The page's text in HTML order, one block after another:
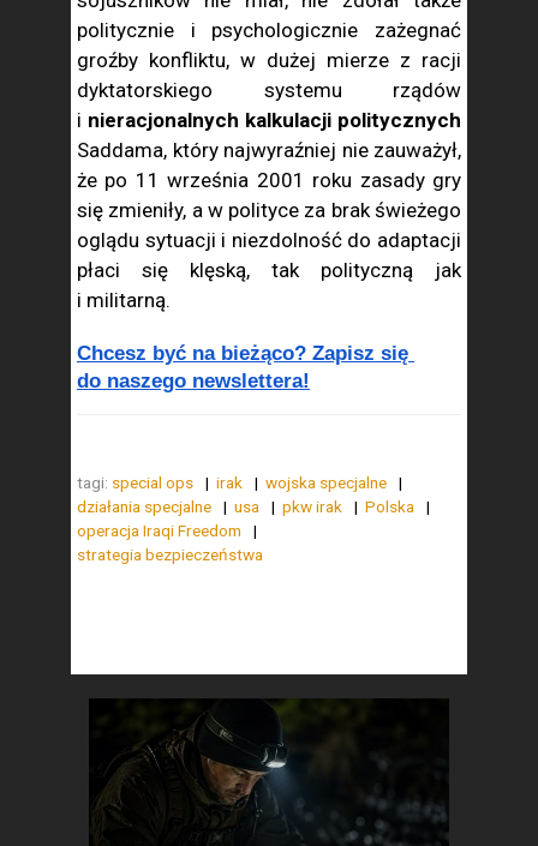
politycznie i psychologicznie zażegnać
groźby konfliktu, w dużej mierze z racji
dyktatorskiego systemu rządów
i nieracjonalnych kalkulacji politycznych
Saddama, który najwyraźniej nie zauważył,
że po 11 września 2001 roku zasady gry
się zmieniły, a w polityce za brak świeżego
oglądu sytuacji i niezdolność do adaptacji
płaci się klęską, tak polityczną jak
i militarną.
Chcesz być na bieżąco? Zapisz się
do naszego newslettera!
tagi: special ops irak
wojska specjalne
działania specjalne
usa pkw irak
Polska
operacja Iraqi Freedom
strategia bezpieczeństwa